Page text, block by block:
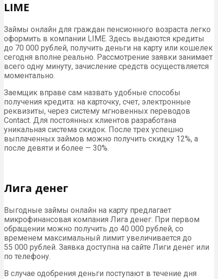
LIME
Займы онлайн для граждан пенсионного возраста легко
оформить в компании LIME. Здесь выдаются кредиты
до 70 000 рублей, получить деньги на карту или кошелек
сегодня вполне реально. Рассмотрение заявки занимает
всего одну минуту, зачисление средств осуществляется
моментально.
Заемщик вправе сам назвать удобные способы
получения кредита: на карточку, счет, электронные
реквизиты, через систему мгновенных переводов
Contact. Для постоянных клиентов разработана
уникальная система скидок. После трех успешно
выплаченных займов можно получить скидку 12%, а
после девяти и более — 30%.
Лига денег
Выгодные займы онлайн на карту предлагает
микрофинансовая компания Лига денег. При первом
обращении можно получить до 40 000 рублей, со
временем максимальный лимит увеличивается до
55 000 рублей. Заявка доступна на сайте Лиги денег или
по телефону.
В случае одобрения деньги поступают в течение дня